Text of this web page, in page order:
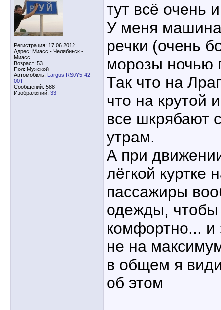
Регистрация: 17.06.2012
Адрес: Миасс - Челябинск -
Миасс
Возраст: 53
Пол: Мужской
Автомобиль: Largus RS0Y5-42-
00T
Сообщений: 588
Изображений: 33
тут всё очень
У меня машина
речки (очень
морозы ночью
Так что на
что на крутой
все шкрябают
утрам.
А при
лёгкой куртке
пассажиры
одежды, чтобы
комфортно... и
не на
в общем я
об этом